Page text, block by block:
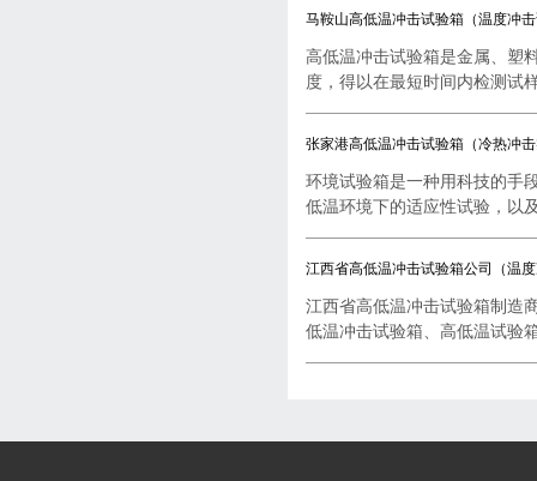
马鞍山高低温冲击试验箱（温度冲
高低温冲击试验箱是金属、塑
度，得以在最短时间内检测试
张家港高低温冲击试验箱（冷热冲
环境试验箱是一种用科技的手
低温环境下的适应性试验，以
江西省高低温冲击试验箱公司（温
江西省高低温冲击试验箱制造
低温冲击试验箱、高低温试验